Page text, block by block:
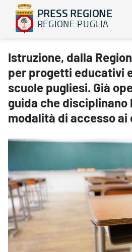
PRESS REGIONE
REGIONE PUGLIA
Istruzione, dalla Regione 100mila
Istruzione, dalla
per progetti educativi
scuole pugliesi. Già
guida che disciplinano
modalità di accesso